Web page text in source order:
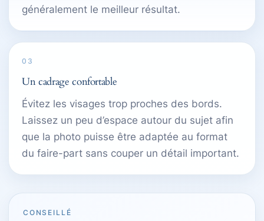
généralement le meilleur résultat.
03
Un cadrage confortable
Évitez les visages trop proches des bords.
Laissez un peu d’espace autour du sujet afin
que la photo puisse être adaptée au format
du faire-part sans couper un détail important.
CONSEILLÉ